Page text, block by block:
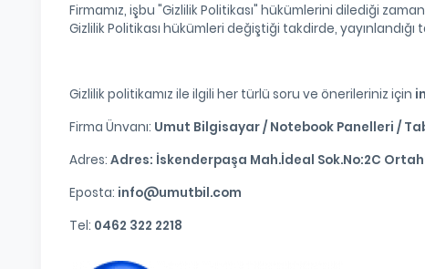
Firmamız, işbu "Gizlilik Politikası" hükümlerini dilediği
Gizlilik Politikası hükümleri değiştiği takdirde, yayınlandığı
Gizlilik politikamız ile ilgili her türlü soru ve önerileriniz için
Firma Ünvanı: Umut Bilgisayar / Notebook Panelleri /
Adres: Adres: İskenderpaşa Mah.İdeal Sok.No:2C
Eposta: info@umutbil.com
Tel: 0462 322 2218